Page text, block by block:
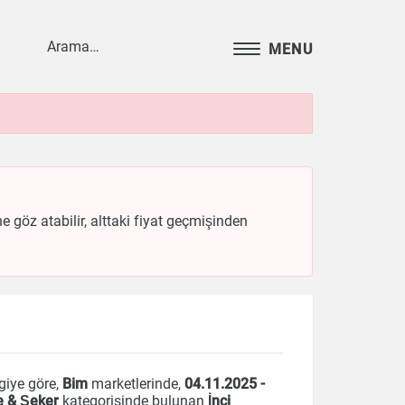
MENU
göz atabilir, alttaki fiyat geçmişinden
göre, Bimmarketlerinde, 04.11.2025 -
& Şekerkategorisinde bulunan İnci